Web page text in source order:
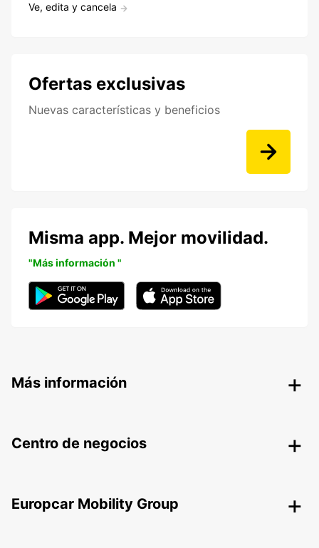
Ve, edita y cancela
Ofertas exclusivas
Nuevas características y beneficios
Misma app. Mejor movilidad.
"Más información "
Más información
Centro de negocios
Europcar Mobility Group